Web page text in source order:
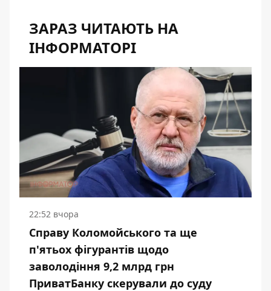
ЗАРАЗ ЧИТАЮТЬ НА
ІНФОРМАТОРІ
22:52 вчора
Справу Коломойського та ще
п'ятьох фігурантів щодо
заволодіння 9,2 млрд грн
ПриватБанку скерували до суду